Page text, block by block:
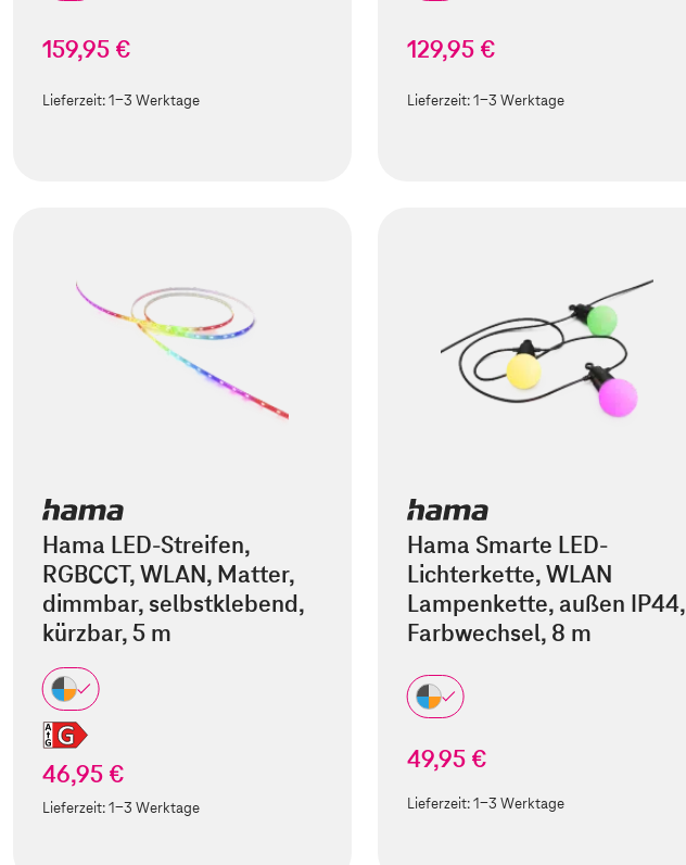
159,95 €
Lieferzeit:1-3 Werktage
129,95 €
Lieferzeit:1-3 Werktage
Hama LED-Streifen,
RGBCCT, WLAN, Matter,
dimmbar, selbstklebend,
kürzbar, 5 m
46,95 €
Lieferzeit:1-3 Werktage
Hama Smarte LED-
Lichterkette, WLAN
Lampenkette, außen IP44,
Farbwechsel, 8 m
49,95 €
Lieferzeit:1-3 Werktage